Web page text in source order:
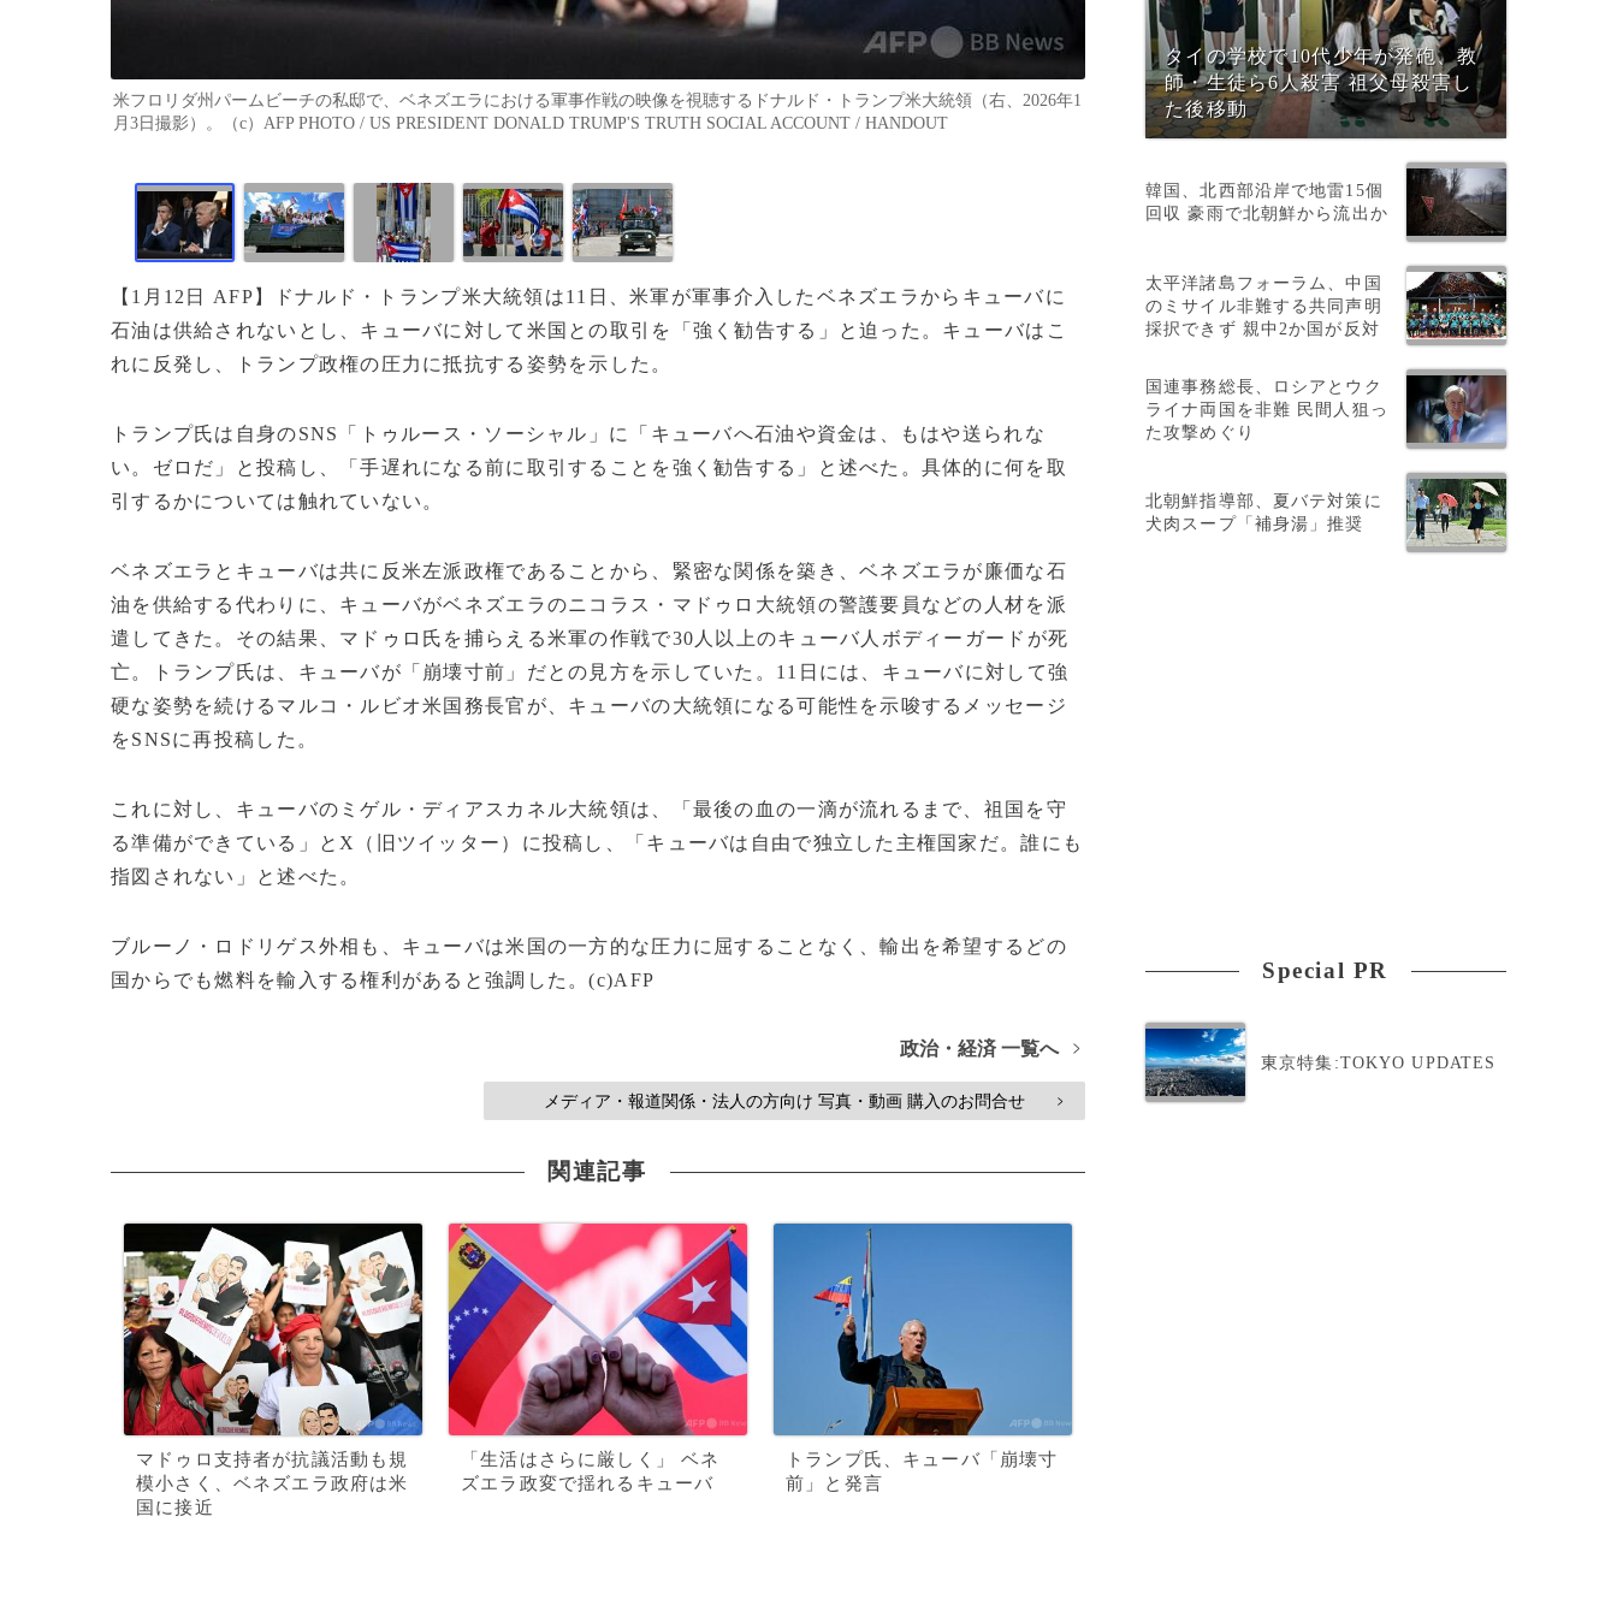
米フロリダ州パームビーチの私邸で、ベネズエラにおける軍事作戦の映像を視聴するドナルド・トランプ米大統領（右、2026年1
月3日撮影）。（c）AFP PHOTO / US PRESIDENT DONALD TRUMP'S TRUTH SOCIAL ACCOUNT / HANDOUT
【1月12日 AFP】ドナルド・トランプ米大統領は11日、米軍が軍事介入したベネズエラからキューバに
石油は供給されないとし、キューバに対して米国との取引を「強く勧告する」と迫った。キューバはこ
れに反発し、トランプ政権の圧力に抵抗する姿勢を示した。
トランプ氏は自身のSNS「トゥルース・ソーシャル」に「キューバへ石油や資金は、もはや送られな
い。ゼロだ」と投稿し、「手遅れになる前に取引することを強く勧告する」と述べた。具体的に何を取
引するかについては触れていない。
ベネズエラとキューバは共に反米左派政権であることから、緊密な関係を築き、ベネズエラが廉価な石
油を供給する代わりに、キューバがベネズエラのニコラス・マドゥロ大統領の警護要員などの人材を派
遣してきた。その結果、マドゥロ氏を捕らえる米軍の作戦で30人以上のキューバ人ボディーガードが死
亡。トランプ氏は、キューバが「崩壊寸前」だとの見方を示していた。11日には、キューバに対して強
硬な姿勢を続けるマルコ・ルビオ米国務長官が、キューバの大統領になる可能性を示唆するメッセージ
をSNSに再投稿した。
これに対し、キューバのミゲル・ディアスカネル大統領は、「最後の血の一滴が流れるまで、祖国を守
る準備ができている」とX（旧ツイッター）に投稿し、「キューバは自由で独立した主権国家だ。誰にも
指図されない」と述べた。
ブルーノ・ロドリゲス外相も、キューバは米国の一方的な圧力に屈することなく、輸出を希望するどの
国からでも燃料を輸入する権利があると強調した。(c)AFP
政治・経済 一覧へ >
メディア・報道関係・法人の方向け 写真・動画 購入のお問合せ >
関連記事
マドゥロ支持者が抗議活動も規
模小さく、ベネズエラ政府は米
国に接近
「生活はさらに厳しく」 ベネ
ズエラ政変で揺れるキューバ
トランプ氏、キューバ「崩壊寸
前」と発言
タイの学校で10代少年が発砲、教
師・生徒ら6人殺害 祖父母殺害し
た後移動
韓国、北西部沿岸で地雷15個
回収 豪雨で北朝鮮から流出か
太平洋諸島フォーラム、中国
のミサイル非難する共同声明
採択できず 親中2か国が反対
国連事務総長、ロシアとウク
ライナ両国を非難 民間人狙っ
た攻撃めぐり
北朝鮮指導部、夏バテ対策に
犬肉スープ「補身湯」推奨
Special PR
東京特集:TOKYO UPDATES